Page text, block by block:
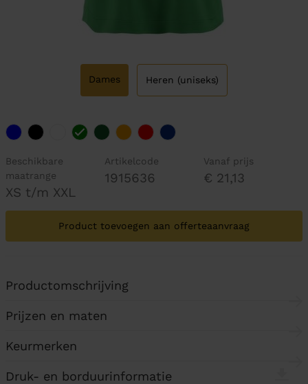
Dames Heren (uniseks)
Beschikbare
maatrange
XS t/m XXL
Artikelcode
1915636
Vanaf prijs
€ 21,13
Product toevoegen aan offerteaanvraag
Productomschrijving
Prijzen en maten
Keurmerken
Druk- en borduurinformatie